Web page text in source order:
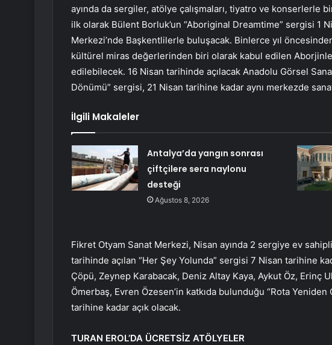
ayında da sergiler, atölye çalışmaları, tiyatro ve konserlerle
ilk olarak Bülent Borluk’un “Aboriginal Dreamtime” sergisi 1
Merkezi’nde Başkentlilerle buluşacak. Binlerce yıl
kültürel miras değerlerinden biri olarak kabul edilen
edilebilecek. 16 Nisan tarihinde açılacak Anadolu Görsel
Dönümü” sergisi, 21 Nisan tarihine kadar aynı merkezde
İlgili Makaleler
Antalya’da yangın sonrası
çiftçilere sera naylonu
desteği
Ağustos 8, 2026
Fikret Otyam Sanat Merkezi, Nisan ayında 2 sergiye ev
tarihinde açılan “Her Şey Yolunda” sergisi 7 Nisan tarihine
Çöpü, Zeynep Karabacak, Deniz Altay Kaya, Aykut Öz, Erinç
Ömerbaş, Evren Özesen’in katkıda bulunduğu “Rota
tarihine kadar açık olacak.
TURAN EROL’DA ÜCRETSİZ ATÖLYELER